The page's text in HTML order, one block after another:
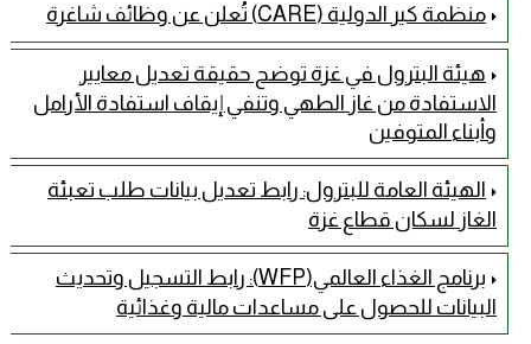
منظمة كير الدولية (CARE) تُعلن عن وظائف شاغرة
هيئة البترول في غزة توضح حقيقة تعديل معايير
الاستفادة من غاز الطهي وتنفي إيقاف استفادة الأرامل
وأبناء المتوفين
الهيئة العامة للبترول: رابط تعديل بيانات طلب تعبئة
الغاز لسكان قطاع غزة
برنامج الغذاء العالمي(WFP): رابط التسجيل وتحديث
البيانات للحصول على مساعدات مالية وغذائية